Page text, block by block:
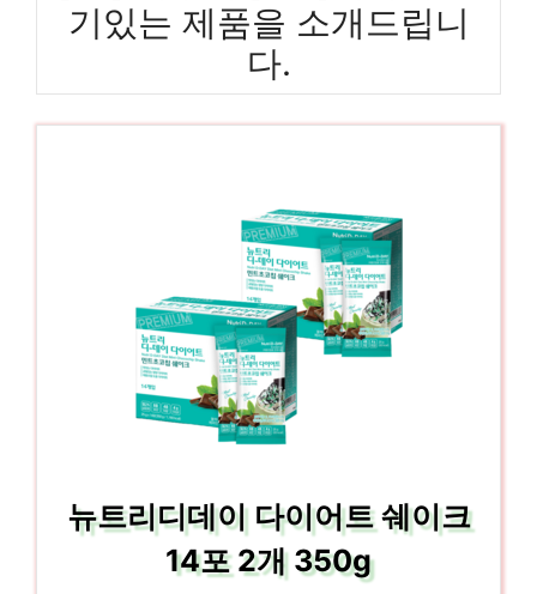
기있는 제품을 소개드립니
다.
뉴트리디데이 다이어트 쉐이크
14포 2개 350g